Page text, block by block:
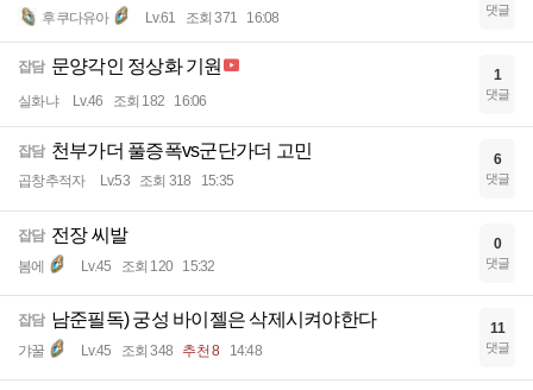
후쿠다유아 Lv.61 조회 371 16:08 댓글
잡담 문양각인 정상화 기원
실화냐 Lv.46 조회 182 16:06
1
댓글
잡담 천부가더 풀증폭vs군단가더 고민
곱창추적자 Lv.53 조회 318 15:35
6
댓글
잡담 전장 씨발
봄에 Lv.45 조회 120 15:32
0
댓글
잡담 남준필독) 궁성 바이젤은 삭제시켜야한다
갸꿀 Lv.45 조회 348 추천 8 14:48
11
댓글